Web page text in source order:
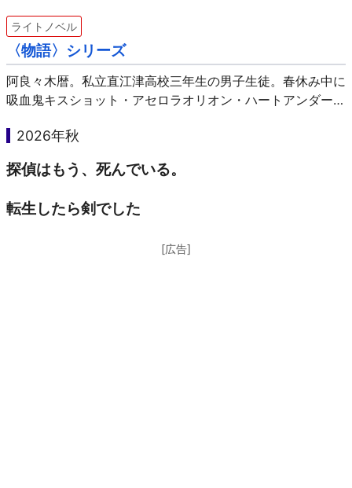
ライトノベル
〈物語〉シリーズ
阿良々木暦。私立直江津高校三年生の男子生徒。春休み中に
吸血鬼キスショット・アセロラオリオン・ハートアンダーブ
れます。シリアスな場面はしっかりあれど、ギャグやパロデ
2026年秋
探偵はもう、死んでいる。
転生したら剣でした
[広告]